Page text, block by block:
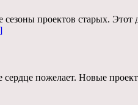
сезоны проектов старых.
сердце пожелает. Новые